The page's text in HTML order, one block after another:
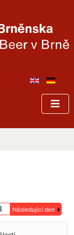
Následující den